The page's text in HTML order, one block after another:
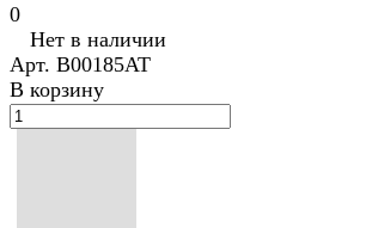
0
Нет в наличии
Арт. В00185AT
В корзину